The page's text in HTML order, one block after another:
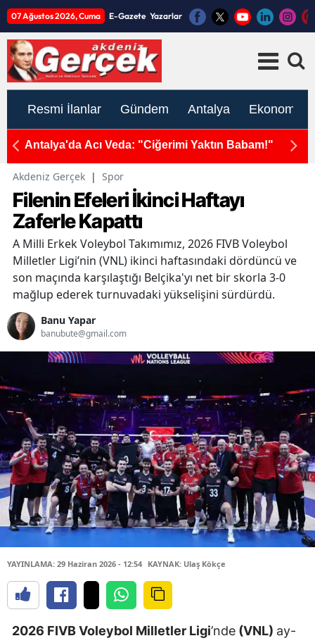
07 Ağustos 2026, Cuma E-Gazete Yazarlar
Resmi İlanlar Gündem Antalya Ekonomi
Antalya'da Acı Veda: "Ciğerimi Yaktın Babam!"
Akdeniz Gerçek | Spor
Filenin Efeleri İkinci Haftayı
Zaferle Kapattı
A Milli Erkek Voleybol Takımımız, 2026 FIVB Voleybol
Milletler Ligi’nin (VNL) ikinci haftasındaki dördüncü ve
son maçında karşılaştığı Belçika'yı net bir skorla 3-0
mağlup ederek turnuvadaki yükselişini sürdürdü.
Banu Yapar
banubute@gmail.com
YAYINLAMA: 29 Haziran 2026 - 12:54 KAYNAK: Ulaş Kökçe
2026 FIVB Voleybol Milletler Ligi’nde (VNL) ay-